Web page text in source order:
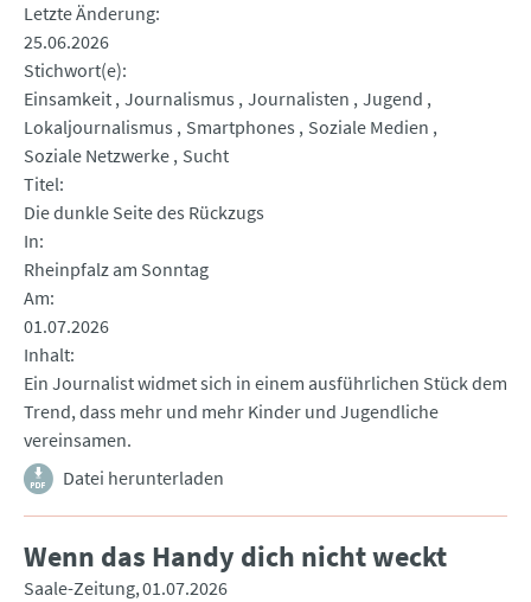
Letzte Änderung
25.06.2026
Stichwort(e)
Einsamkeit Journalismus Journalisten Jugend
Lokaljournalismus
Smartphones
Soziale Medien
Soziale Netzwerke Sucht
Titel
Die dunkle Seite des Rückzugs
In
Rheinpfalz am Sonntag
Am
01.07.2026
Inhalt
Ein Journalist widmet sich in einem ausführlichen Stück dem
Trend, dass mehr und mehr Kinder und Jugendliche
vereinsamen.
Datei herunterladen
Wenn das Handy dich nicht weckt
Saale-Zeitung 01.07.2026